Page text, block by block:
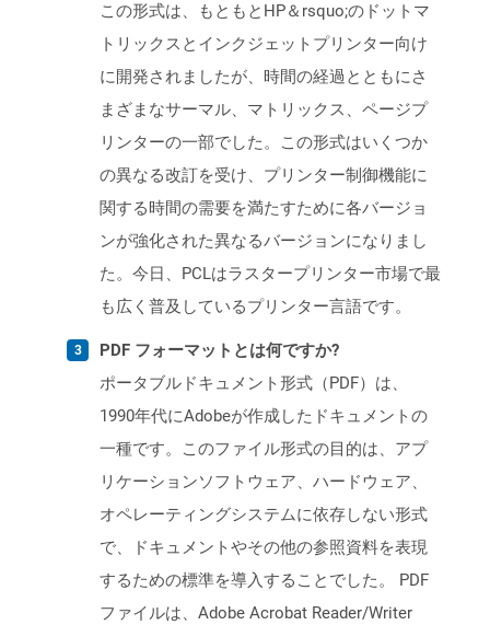
この形式は、もともとHP＆rsquo;のドットマ
トリックスとインクジェットプリンター向け
に開発されましたが、時間の経過とともにさ
まざまなサーマル、マトリックス、ページプ
リンターの一部でした。この形式はいくつか
の異なる改訂を受け、プリンター制御機能に
関する時間の需要を満たすために各バージョ
ンが強化された異なるバージョンになりまし
た。今日、PCLはラスタープリンター市場で最
も広く普及しているプリンター言語です。
PDF フォーマットとは何ですか?
ポータブルドキュメント形式（PDF）は、
1990年代にAdobeが作成したドキュメントの
一種です。このファイル形式の目的は、アプ
リケーションソフトウェア、ハードウェア、
オペレーティングシステムに依存しない形式
で、ドキュメントやその他の参照資料を表現
するための標準を導入することでした。 PDF
ファイルは、Adobe Acrobat Reader/Writer